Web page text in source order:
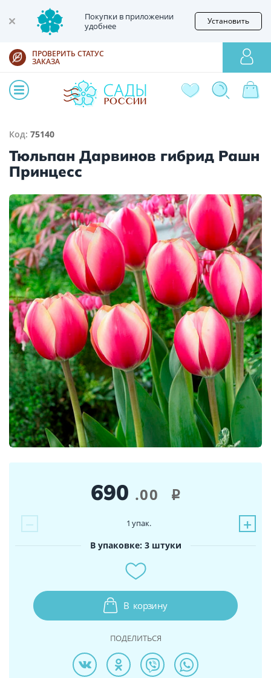
Покупки в приложении
удобнее
Установить
ПРОВЕРИТЬ СТАТУС
ЗАКАЗА
Код: 75140
Тюльпан Дарвинов гибрид Рашн
Принцесс
690 .00 i
− +
1 упак.
В упаковке: 3 штуки
В корзину
ПОДЕЛИТЬСЯ